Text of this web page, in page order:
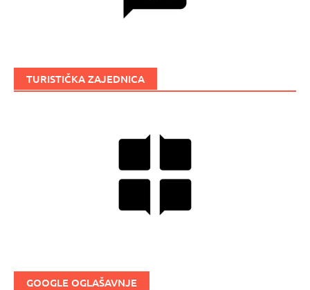
TURISTIČKA ZAJEDNICA
GOOGLE OGLAŠAVNJE